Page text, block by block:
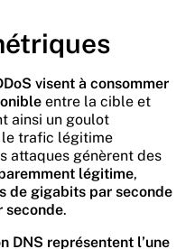
visent à consommer
entre la cible et
ainsi un goulot
le trafic légitime
attaques génèrent des
légitime,
de gigabits par seconde
seconde.
DNS représentent l’une